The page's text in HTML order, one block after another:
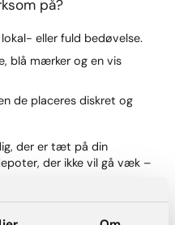
på?
eller fuld bedøvelse.
blå mærker og en vis
de placeres diskret og
der er tæt på din
der ikke vil gå væk –